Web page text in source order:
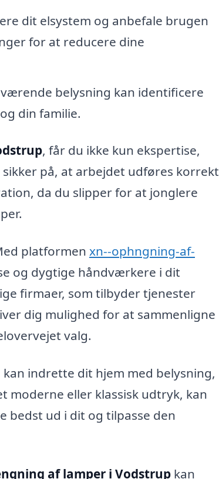
dit elsystem og anbefale brugen
for at reducere dine
belysning kan identificere
din familie.
, får du ikke kun ekspertise,
på, at arbejdet udføres korrekt
da du slipper for at jonglere
platformen xn--ophngning-af-
og dygtige håndværkere i dit
firmaer, som tilbyder tjenester
dig mulighed for at sammenligne
valg.
indrette dit hjem med belysning,
moderne eller klassisk udtryk, kan
bedst ud i dit og tilpasse den
af lamper i Vodstrup kan